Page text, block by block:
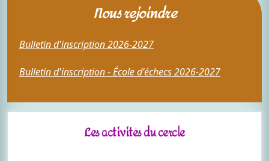
Nous rejoindre
Bulletin d'inscription 2026-2027
Bulletin d'inscription - École d'échecs 2026-2027
Les activités du cercle